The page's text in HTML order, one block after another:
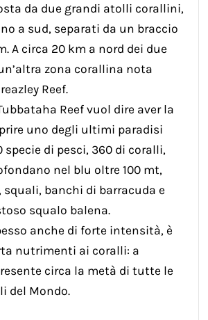
da due grandi atolli corallini,
a sud, separati da un braccio
A circa 20 km a nord dei due
zona corallina nota
Reef.
Reef vuol dire aver la
uno degli ultimi paradisi
specie di pesci, 360 di coralli,
nel blu oltre 100 mt,
banchi di barracuda e
squalo balena.
anche di forte intensità, è
nutrimenti ai coralli: a
circa la metà di tutte le
del Mondo.